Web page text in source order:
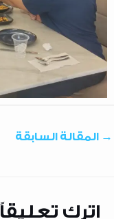
→ المقالة السابقة
اترك تعليقاً